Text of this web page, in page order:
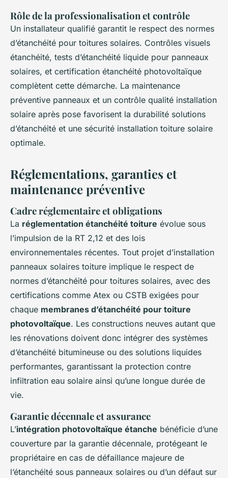
Rôle de la professionalisation et contrôle
Un installateur qualifié garantit le respect des normes
d’étanchéité pour toitures solaires. Contrôles visuels
étanchéité, tests d’étanchéité liquide pour panneaux
solaires, et certification étanchéité photovoltaïque
complètent cette démarche. La maintenance
préventive panneaux et un contrôle qualité installation
solaire après pose favorisent la durabilité solutions
d’étanchéité et une sécurité installation toiture solaire
optimale.
Réglementations, garanties et
maintenance préventive
Cadre réglementaire et obligations
La réglementation étanchéité toiture évolue sous
l’impulsion de la RT 2,12 et des lois
environnementales récentes. Tout projet d’installation
panneaux solaires toiture implique le respect de
normes d’étanchéité pour toitures solaires, avec des
certifications comme Atex ou CSTB exigées pour
chaque membranes d’étanchéité pour toiture
photovoltaïque. Les constructions neuves autant que
les rénovations doivent donc intégrer des systèmes
d’étanchéité bitumineuse ou des solutions liquides
performantes, garantissant la protection contre
infiltration eau solaire ainsi qu’une longue durée de
vie.
Garantie décennale et assurance
L’intégration photovoltaïque étanche bénéficie d’une
couverture par la garantie décennale, protégeant le
propriétaire en cas de défaillance majeure de
l’étanchéité sous panneaux solaires ou d’un défaut sur